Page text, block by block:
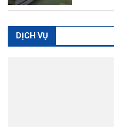
DỊCH VỤ